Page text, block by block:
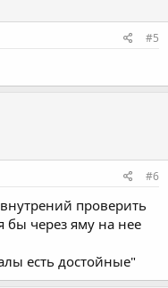
#5
#6
проверить
через яму на нее
есть достойные"